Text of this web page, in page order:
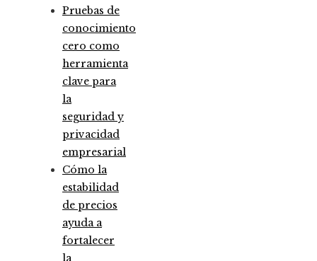
Pruebas de
conocimiento
cero como
herramienta
clave para
la
seguridad y
privacidad
empresarial
Cómo la
estabilidad
de precios
ayuda a
fortalecer
la